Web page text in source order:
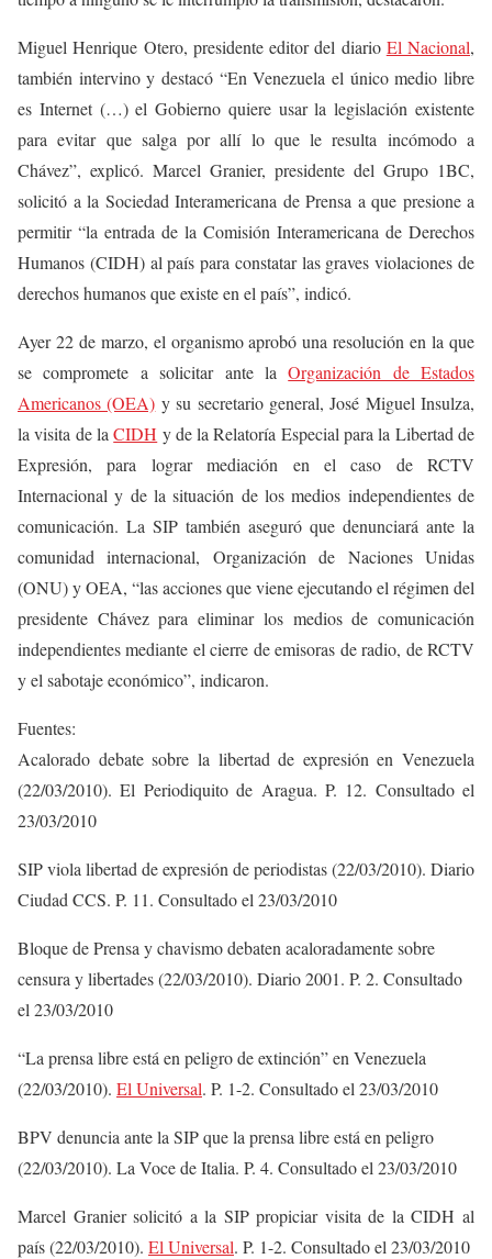
Miguel Henrique Otero, presidente editor del diario El Nacional,
también intervino y destacó “En Venezuela el único medio libre
es Internet (…) el Gobierno quiere usar la legislación existente
para evitar que salga por allí lo que le resulta incómodo a
Chávez”, explicó. Marcel Granier, presidente del Grupo 1BC,
solicitó a la Sociedad Interamericana de Prensa a que presione a
permitir “la entrada de la Comisión Interamericana de Derechos
Humanos (CIDH) al país para constatar las graves violaciones de
derechos humanos que existe en el país”, indicó.
Ayer 22 de marzo, el organismo aprobó una resolución en la que
se compromete a solicitar ante laOrganización de Estados
Americanos (OEA) y su secretario general, José Miguel Insulza,
la visita de laCIDH y de la Relatoría Especial para la Libertad de
Expresión, para lograr mediación en el caso de RCTV
Internacional y de la situación de los medios independientes de
comunicación. La SIP también aseguró que denunciará ante la
comunidad internacional, Organización de Naciones Unidas
(ONU) y OEA, “las acciones que viene ejecutando el régimen del
presidente Chávez para eliminar los medios de comunicación
independientes mediante el cierre de emisoras de radio, de RCTV
y el sabotaje económico”, indicaron.
Fuentes:
Acalorado debate sobre la libertad de expresión en Venezuela
(22/03/2010). El Periodiquito de Aragua. P. 12. Consultado el
23/03/2010
SIP viola libertad de expresión de periodistas (22/03/2010). Diario
Ciudad CCS. P. 11. Consultado el 23/03/2010
Bloque de Prensa y chavismo debaten acaloradamente sobre
censura y libertades (22/03/2010). Diario 2001. P. 2. Consultado
el 23/03/2010
“La prensa libre está en peligro de extinción” en Venezuela
(22/03/2010). El Universal. P. 1-2. Consultado el 23/03/2010
BPV denuncia ante la SIP que la prensa libre está en peligro
(22/03/2010). La Voce de Italia. P. 4. Consultado el 23/03/2010
Marcel Granier solicitó a la SIP propiciar visita de la CIDH al
país (22/03/2010). El Universal. P. 1-2. Consultado el 23/03/2010